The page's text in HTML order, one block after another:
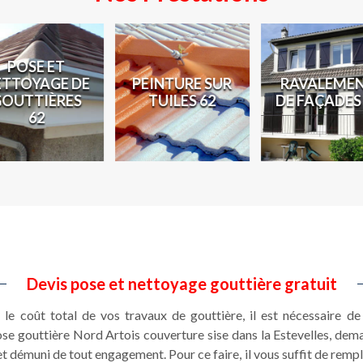
POSE ET
DE
62
PEINTURE SUR
TUILES 62
DE
Devis pose et nettoyage gouttière gratuit
coût total de vos travaux de gouttière, il est nécessaire
gouttière Nord Artois couverture sise dans la Estevelles,
de tout engagement. Pour ce faire, il vous suffit de